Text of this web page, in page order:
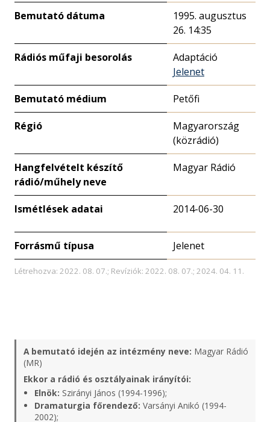
Bemutató dátuma
1995. augusztus
26. 14:35
Rádiós műfaji besorolás
Adaptáció
Jelenet
Bemutató médium Petőfi
Régió
Magyarország
(közrádió)
Hangfelvételt készítő
rádió/műhely neve
Magyar Rádió
Ismétlések adatai 2014-06-30
Forrásmű típusa Jelenet
Létrehozva: 2022. 08. 07.; Revíziók: 2022. 08. 07.; 2024. 04. 11.
A bemutató idején az intézmény neve: Magyar Rádió
(MR)
Ekkor a rádió és osztályainak irányítói:
Elnök: Szirányi János (1994-1996);
Dramaturgia főrendező: Varsányi Anikó (1994-
2002);